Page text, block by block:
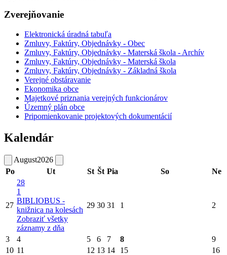
Zverejňovanie
Elektronická úradná tabuľa
Zmluvy, Faktúry, Objednávky - Obec
Zmluvy, Faktúry, Objednávky - Materská škola - Archív
Zmluvy, Faktúry, Objednávky - Materská škola
Zmluvy, Faktúry, Objednávky - Základná škola
Verejné obstáravanie
Ekonomika obce
Majetkové priznania verejných funkcionárov
Územný plán obce
Pripomienkovanie projektových dokumentácií
Kalendár
August2026
Po
Ut St Št Pia So Ne
27
28
1
BIBLIOBUS -
knižnica na kolesách
Zobraziť všetky
záznamy z dňa
29 30 31 1 2
3 4 5 6 7 8
9
10 11 12 13 14 15
16